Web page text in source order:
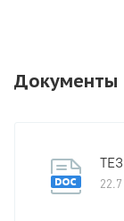
Документы
22.7